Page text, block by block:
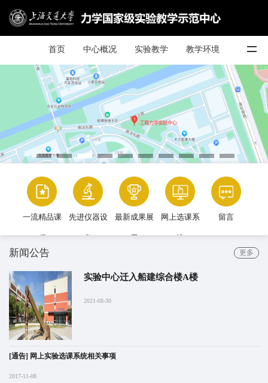
首页 中心概况 实验教学 教学环境
一流精品课
程
先进仪器设
备
最新成果展
示
网上选课系
统
留言
新闻公告 更多
实验中心迁入船建综合楼A楼
2021-08-30
[通告] 网上实验选课系统相关事项
2017-11-08